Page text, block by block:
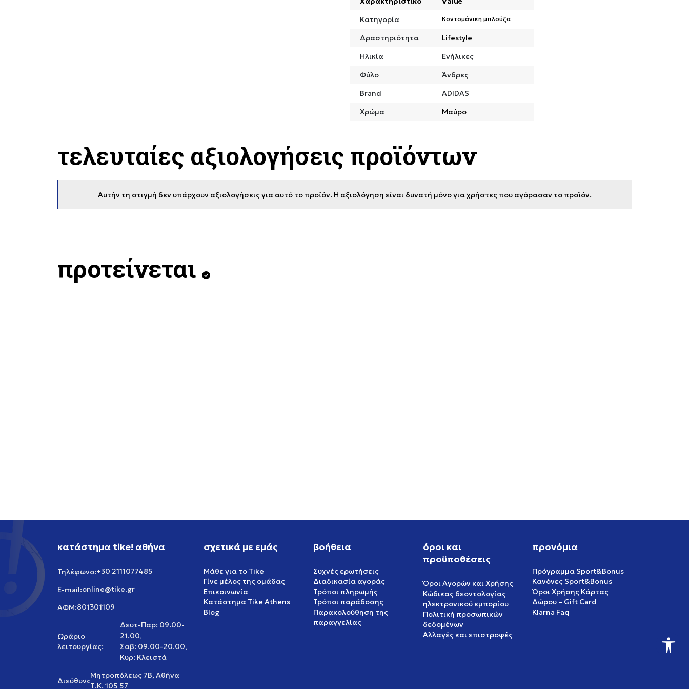
Κατηγορία
Κοντομάνικη μπλούζα
Δραστηριότητα
Lifestyle
Ηλικία
Ενήλικες
Φύλο
Άνδρες
Brand
ADIDAS
Χρώμα
Μαύρο
τελευταίες αξιολογήσεις προϊόντων
Αυτήν τη στιγμή δεν υπάρχουν αξιολογήσεις για αυτό το προϊόν. Η αξιολόγηση είναι δυνατή μόνο για χρήστες που αγόρασαν το προϊόν.
προτείνεται
κατάστημα tike! αθήνα
Τηλέφωνο:+30 2111077485
E-mail:online@tike.gr
ΑΦΜ:801301109
Ωράριο
λειτουργίας:
Δευτ-Παρ: 09.00-
21.00,
Σαβ: 09.00-20.00,
Κυρ: Κλειστά
Διεύθυνση:
Μητροπόλεως 7Β, Αθήνα
Τ.Κ. 105 57
σχετικά με εμάς
Μάθε για το Tike
Γίνε μέλος της ομάδας
Επικοινωνία
Κατάστημα Tike Athens
Blog
βοήθεια
Συχνές ερωτήσεις
Διαδικασία αγοράς
Τρόποι πληρωμής
Τρόποι παράδοσης
Παρακολούθηση της
παραγγελίας
όροι και
προϋποθέσεις
Όροι Αγορών και Χρήσης
Κώδικας δεοντολογίας
ηλεκτρονικού εμπορίου
Πολιτική προσωπικών
δεδομένων
Αλλαγές και επιστροφές
προνόμια
Πρόγραμμα Sport&Bonus
Κανόνες Sport&Bonus
Όροι Χρήσης Κάρτας
Δώρου – Gift Card
Klarna Faq